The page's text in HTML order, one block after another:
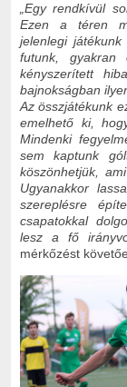
„Egy rendkívül
Ezen a téren
jelenlegi
futunk,
kényszerített
bajnokságban
Az összjátékunk
emelhető ki,
Mindenki
sem kaptunk
köszönhetjük,
Ugyanakkor
szereplésre
csapatokkal
lesz a fő
mérkőzést